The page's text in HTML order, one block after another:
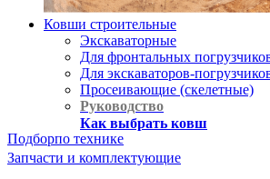
Ковши строительные
Экскаваторные
Для фронтальных
Для экскаваторов-
Просеивающие (скелетные)
Руководство
Как выбрать ковш
Подборпо технике
Запчасти и комплектующие